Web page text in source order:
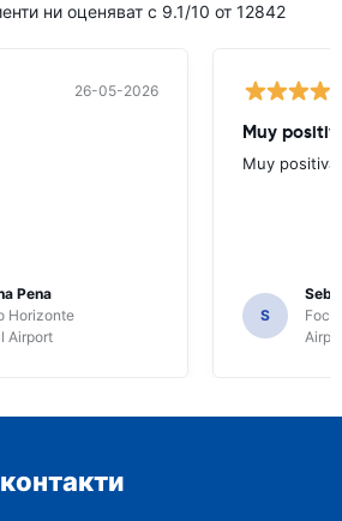
ни оценяват с 9.1/10 от 12842
26-05-2026
Pena
Horizonte
Airport
Muy
Muy positiva
S
Foco